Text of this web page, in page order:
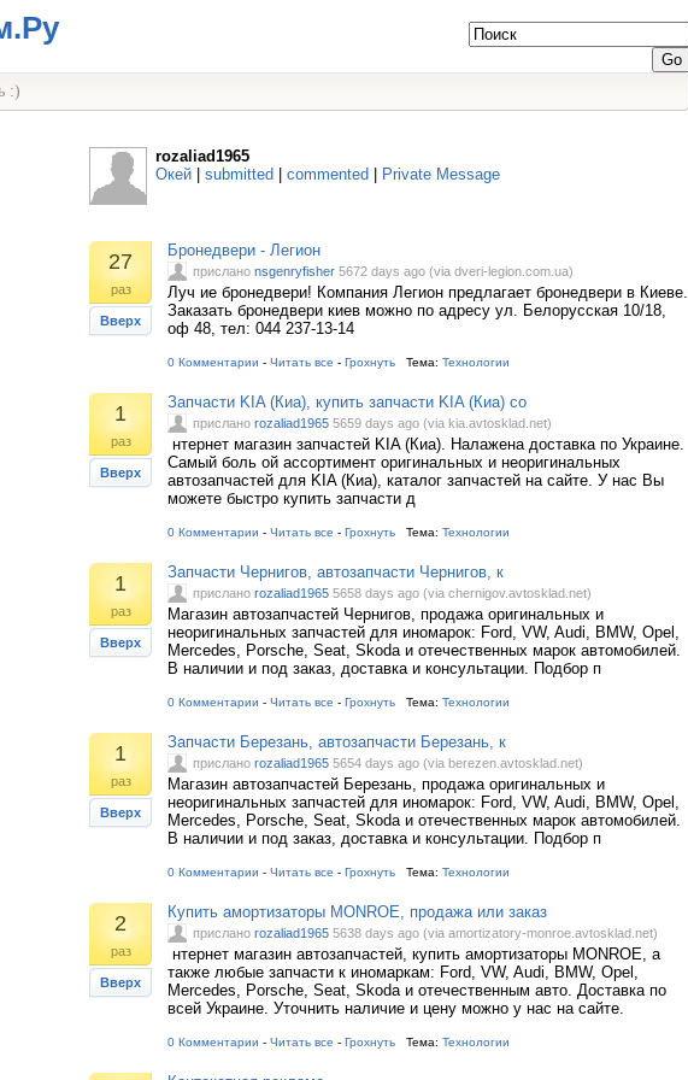
:)
rozaliad1965
Окей
submitted commented Private Message
27
раз
Вверх
Бронедвери - Легион
прислано nsgenryfisher 5672 days ago (via dveri-legion.com.ua)
Луч ие бронедвери! Компания Легион предлагает бронедвери в Киеве.
Заказать бронедвери киев можно по адресу ул. Белорусская 10/18,
оф 48, тел: 044 237-13-14
0 Комментарии - Читать все - Грохнуть Тема: Технологии
1
раз
Вверх
Запчасти KIA (Киа), купить запчасти KIA (Киа) со
прислано rozaliad1965 5659 days ago (via kia.avtosklad.net)
нтернет магазин запчастей KIA (Киа). Налажена доставка по Украине.
Самый боль ой ассортимент оригинальных и неоригинальных
автозапчастей для KIA (Киа), каталог запчастей на сайте. У нас Вы
можете быстро купить запчасти д
0 Комментарии - Читать все - Грохнуть Тема: Технологии
1
раз
Вверх
Запчасти Чернигов, автозапчасти Чернигов, к
прислано rozaliad1965 5658 days ago (via chernigov.avtosklad.net)
Магазин автозапчастей Чернигов, продажа оригинальных и
неоригинальных запчастей для иномарок: Ford, VW, Audi, BMW, Opel,
Mercedes, Porsche, Seat, Skoda и отечественных марок автомобилей.
В наличии и под заказ, доставка и консультации. Подбор п
0 Комментарии - Читать все - Грохнуть Тема: Технологии
1
раз
Вверх
Запчасти Березань, автозапчасти Березань, к
прислано rozaliad1965 5654 days ago (via berezen.avtosklad.net)
Магазин автозапчастей Березань, продажа оригинальных и
неоригинальных запчастей для иномарок: Ford, VW, Audi, BMW, Opel,
Mercedes, Porsche, Seat, Skoda и отечественных марок автомобилей.
В наличии и под заказ, доставка и консультации. Подбор п
0 Комментарии - Читать все - Грохнуть Тема: Технологии
2
раз
Вверх
Купить амортизаторы MONROE, продажа или заказ
прислано rozaliad1965 5638 days ago (via amortizatory-monroe.avtosklad.net)
нтернет магазин автозапчастей, купить амортизаторы MONROE, а
также любые запчасти к иномаркам: Ford, VW, Audi, BMW, Opel,
Mercedes, Porsche, Seat, Skoda и отечественным авто. Доставка по
всей Украине. Уточнить наличие и цену можно у нас на сайте.
0 Комментарии - Читать все - Грохнуть Тема: Технологии